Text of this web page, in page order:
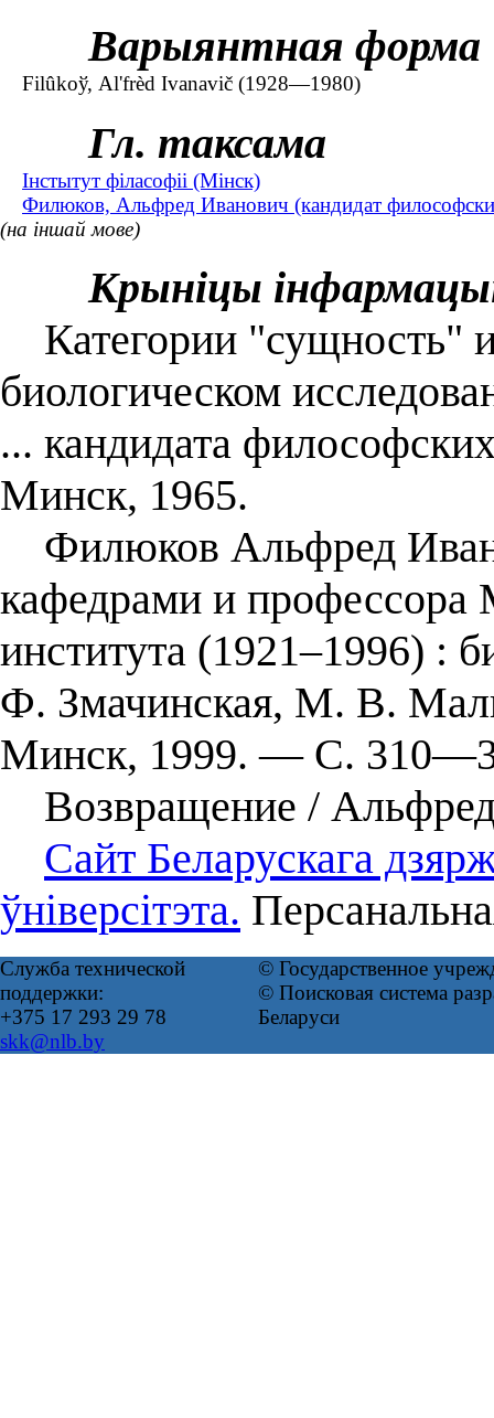
Варыянтная форма
Fіlûkoў, Al'frèd Іvanavіč (1928—1980)
Гл. таксама
Інстытут філасофіі (Мінск)
Филюков, Альфред Иванович (кандидат
(на іншай мове)
Крыніцы
Категории "сущность"
биологическом
... кандидата
Минск, 1965.
Филюков Альфред
кафедрами и профессора
института (1921–1996) :
Ф. Змачинская, М. В.
Минск, 1999. — С.
Возвращение /
Сайт Беларускага
ўніверсітэта.
Служба технической
поддержки:
+375 17 293 29 78
skk@nlb.by
© Государственное
© Поисковая система
Беларуси